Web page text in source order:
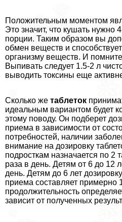
Положительным моментом
Это значит, что кушать нужно
порции. Таким образом вы
обмен веществ и
организму веществ. И
Выпивать следует 1.5-2 л
выводить токсины еще
Сколько же таблеток
идеальным вариантом будет
этому поводу. Он подберет
приема в зависимости от
потребностей, наличии
внимание на дозировку
подросткам назначается по 2
раза в день. Детям от 6 до 12
день. Детям до 6 лет
приема составляет примерно
продолжительность
зависит от полученных